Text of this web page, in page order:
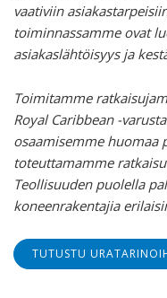
vaativiin
toiminnassamme ovat
asiakaslähtöisyys ja
Toimitamme
Royal Caribbean -
osaamisemme huomaa
toteuttamamme
Teollisuuden puolella
koneenrakentajia
TUTUSTU